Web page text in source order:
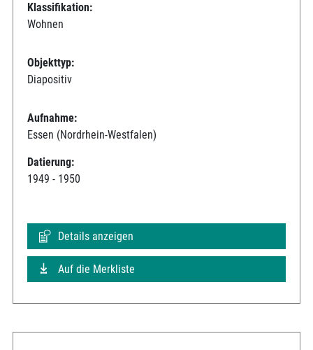
Klassifikation:
Wohnen
Objekttyp:
Diapositiv
Aufnahme:
Essen (Nordrhein-Westfalen)
Datierung:
1949 - 1950
Details anzeigen
Auf die Merkliste